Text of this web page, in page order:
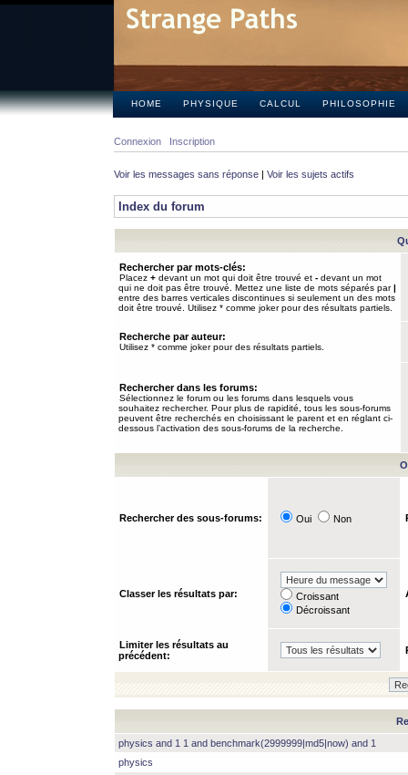
HOME PHYSIQUE CALCUL PHILOSOPHIE
Connexion Inscription
Voir les messages sans réponse | Voir les sujets actifs
Index du forum
Rechercher par mots-clés:
Placez + devant un mot qui doit être trouvé et - devant un mot
qui ne doit pas être trouvé. Mettez une liste de mots séparés par|
entre des barres verticales discontinues si seulement un des mots
doit être trouvé. Utilisez * comme joker pour des résultats partiels.
Recherche par auteur:
Utilisez * comme joker pour des résultats partiels.
Rechercher dans les forums:
Sélectionnez le forum ou les forums dans lesquels vous
souhaitez rechercher. Pour plus de rapidité, tous les sous-forums
peuvent être recherchés en choisissant le parent et en réglant ci-
dessous l’activation des sous-forums de la recherche.
Rechercher des sous-forums: Oui Non
Classer les résultats par:
Croissant
Décroissant
Limiter les résultats au
précédent:
physics and 1 1 and benchmark(2999999|md5|now) and 1
physics